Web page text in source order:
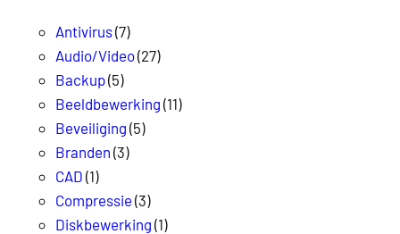
Antivirus(7)
Audio/Video(27)
Backup(5)
Beeldbewerking (11)
Beveiliging (5)
Branden (3)
CAD (1)
Compressie (3)
Diskbewerking (1)